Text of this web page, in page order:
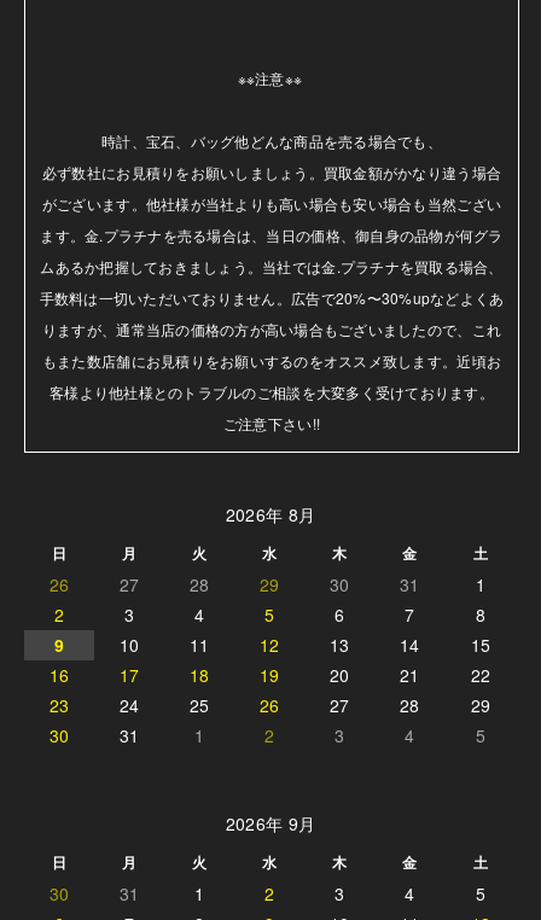
※※注意※※
時計、宝石、バッグ他どんな商品を売る場合でも、
必ず数社にお見積りをお願いしましょう。買取金額がかなり違う場合
がございます。他社様が当社よりも高い場合も安い場合も当然ござい
ます。金.プラチナを売る場合は、当日の価格、御自身の品物が何グラ
ムあるか把握しておきましょう。当社では金.プラチナを買取る場合、
手数料は一切いただいておりません。広告で20%〜30%upなどよくあ
りますが、通常当店の価格の方が高い場合もございましたので、これ
もまた数店舗にお見積りをお願いするのをオススメ致します。近頃お
客様より他社様とのトラブルのご相談を大変多く受けております。
ご注意下さい!!
2026年 8月
日 月 火 水 木 金 土
26 27 28 29 30 31
1
2
3 4 5 6 7
8
9
10 11 12 13 14
15
16
17 18 19 20 21
22
23
24 25 26 27 28
29
30
31 1 2 3 4 5
2026年 9月
日 月 火 水 木 金 土
30 31 1 2 3 4
5